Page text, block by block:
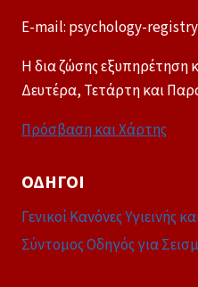
E-mail: psychology-
Η δια ζώσης εξυπηρέτηση
Δευτέρα, Τετάρτη και
Πρόσβαση και Χάρτης
ΟΔΗΓΟΊ
Γενικοί Κανόνες Υγιεινής
Σύντομος Οδηγός για